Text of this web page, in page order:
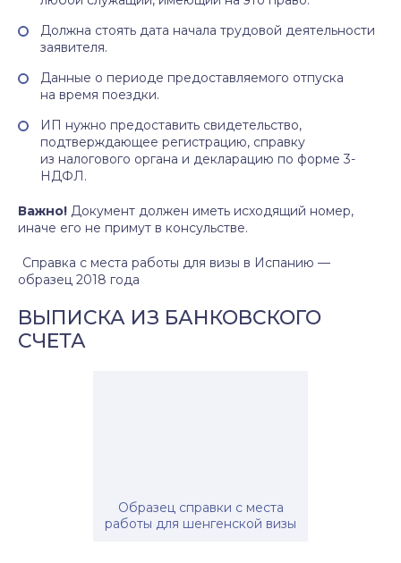
Должна стоять дата начала трудовой деятельности
заявителя.
Данные о периоде предоставляемого отпуска
на время поездки.
ИП нужно предоставить свидетельство,
подтверждающее регистрацию, справку
из налогового органа и декларацию по форме 3-
НДФЛ.
Важно! Документ должен иметь исходящий номер,
иначе его не примут в консульстве.
Справка с места работы для визы в Испанию —
образец 2018 года
ВЫПИСКА ИЗ БАНКОВСКОГО
СЧЕТА
Образец справки с места
работы для шенгенской визы